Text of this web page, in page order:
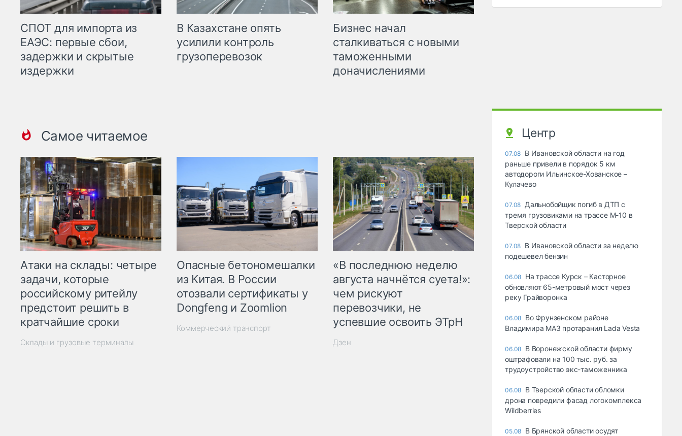
СПОТ для импорта из
ЕАЭС: первые сбои,
задержки и скрытые
издержки
В Казахстане опять
усилили контроль
грузоперевозок
Бизнес начал
сталкиваться с новыми
таможенными
доначислениями
Самое читаемое
Атаки на склады: четыре
задачи, которые
российскому ритейлу
предстоит решить в
кратчайшие сроки
Склады и грузовые терминалы
Опасные бетономешалки
из Китая. В России
отозвали сертификаты у
Dongfeng и Zoomlion
Коммерческий транспорт
«В последнюю неделю
августа начнётся суета!»:
чем рискуют
перевозчики, не
успевшие освоить ЭТрН
Дзен
Центр
07.08 В Ивановской области на год
раньше привели в порядок 5 км
автодороги Ильинское-Хованское –
Кулачево
07.08 Дальнобойщик погиб в ДТП с
тремя грузовиками на трассе М-10 в
Тверской области
07.08 В Ивановской области за неделю
подешевел бензин
06.08 На трассе Курск – Касторное
обновляют 65-метровый мост через
реку Грайворонка
06.08 Во Фрунзенском районе
Владимира МАЗ протаранил Lada Vesta
06.08 В Воронежской области фирму
оштрафовали на 100 тыс. руб. за
трудоустройство экс-таможенника
06.08 В Тверской области обломки
дрона повредили фасад логокомплекса
Wildberries
05.08 В Брянской области осудят